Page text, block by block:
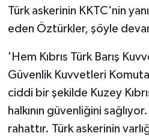
Türk askerinin KKTC'nin
eden Öztürkler, şöyle
'Hem Kıbrıs Türk Barış
Güvenlik Kuvvetleri
ciddi bir şekilde Kuzey
halkının güvenliğini
rahattır. Türk askerinin